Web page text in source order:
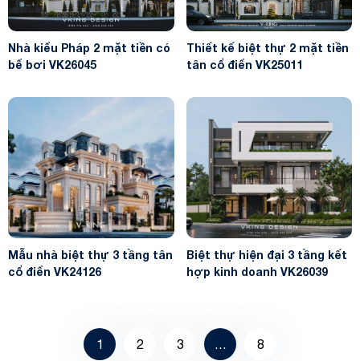
Nhà kiểu Pháp 2 mặt tiền có
bể bơi VK26045
Thiết kế biệt thự 2 mặt tiền
tân cổ điển VK25011
Mẫu nhà biệt thự 3 tầng tân
cổ điển VK24126
Biệt thự hiện đại 3 tầng kết
hợp kinh doanh VK26039
1 2 3 … 8